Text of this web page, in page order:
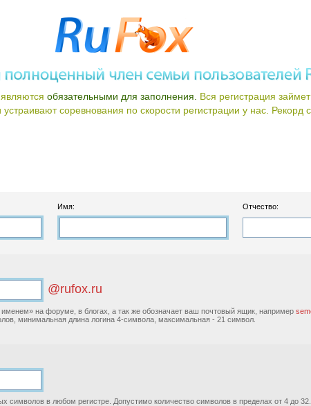
обязательными для заполнения. Вся регистрация
соревнования по скорости регистрации у нас. Рекорд
Имя: Отчество:
@rufox.ru
на форуме, в блогах, а так же обозначает ваш почтовый ящик, например
минимальная длина логина 4-символа, максимальная - 21 символ.
символов в любом регистре. Допустимо количество символов в пределах от 4 до 32.